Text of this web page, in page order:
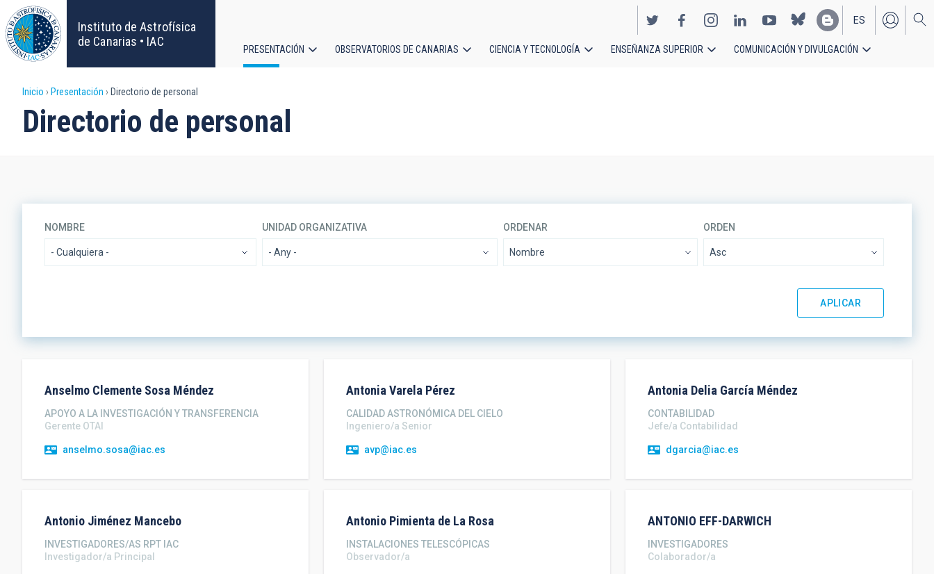
Pasar
al
contenido
principal
Instituto de Astrofísica
de Canarias • IAC
EN
ES
Navegación
principal
PRESENTACIÓN OBSERVATORIOS DE CANARIAS CIENCIA Y TECNOLOGÍA ENSEÑANZA SUPERIOR COMUNICACIÓN Y DIVULGACIÓN
Sobrescribir
enlaces
Inicio Presentación Directorio de personal
Directorio de personal
NOMBRE
- Cualquiera -
UNIDAD ORGANIZATIVA
- Any -
ORDENAR ORDEN
Anselmo Clemente Sosa Méndez
APOYO A LA INVESTIGACIÓN Y TRANSFERENCIA
Gerente OTAI
anselmo.sosa@iac.es
Antonia Varela Pérez
CALIDAD ASTRONÓMICA DEL CIELO
Ingeniero/a Senior
avp@iac.es
Antonia Delia García Méndez
CONTABILIDAD
Jefe/a Contabilidad
dgarcia@iac.es
Antonio Jiménez Mancebo
INVESTIGADORES/AS RPT IAC
Investigador/a Principal
Antonio Pimienta de La Rosa
INSTALACIONES TELESCÓPICAS
Observador/a
ANTONIO EFF-DARWICH
INVESTIGADORES
Colaborador/a